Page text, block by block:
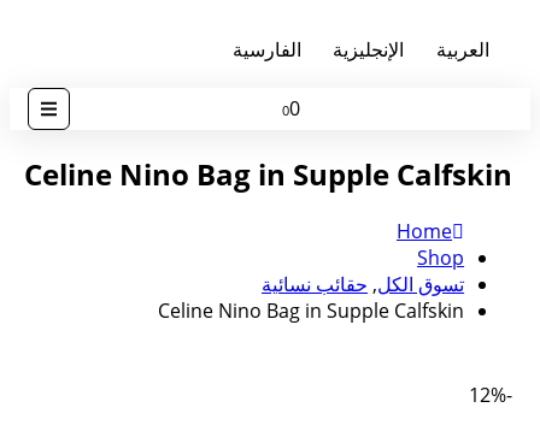
العربية الإنجليزية الفارسية
00
Celine Nino Bag in Supple Calfskin
Home
Shop
تسوق الكل, حقائب نسائية
Celine Nino Bag in Supple Calfskin
-12%